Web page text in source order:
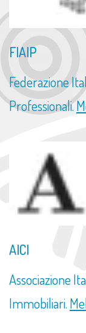
FIAIP
Federazione
Professionali.
AICI
Associazione
Immobiliari.